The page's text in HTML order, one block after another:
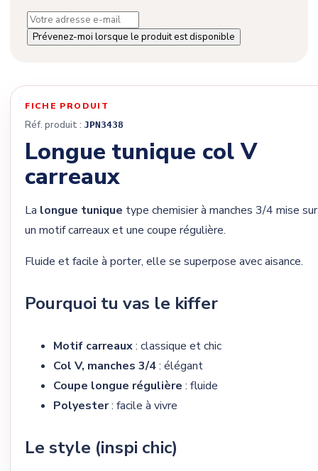
Prévenez-moi lorsque le produit est disponible
FICHE PRODUIT
Réf. produit : JPN3438
Longue tunique col V
carreaux
La longue tunique type chemisier à manches 3/4 mise sur
un motif carreaux et une coupe régulière.
Fluide et facile à porter, elle se superpose avec aisance.
Pourquoi tu vas le kiffer
Motif carreaux: classique et chic
Col V, manches 3/4: élégant
Coupe longue régulière : fluide
Polyester: facile à vivre
Le style (inspi chic)